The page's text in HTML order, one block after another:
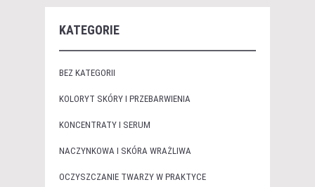
KATEGORIE
BEZ KATEGORII
KOLORYT SKÓRY I PRZEBARWIENIA
KONCENTRATY I SERUM
NACZYNKOWA I SKÓRA WRAŻLIWA
OCZYSZCZANIE TWARZY W PRAKTYCE